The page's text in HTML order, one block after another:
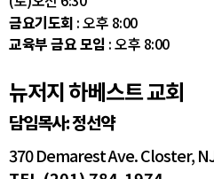
금요기도회 : 오후 8:00
교육부 금요 모임 : 오후 8:00
뉴저지 하베스트 교회
담임목사: 정선약
370 Demarest Ave. Closter,